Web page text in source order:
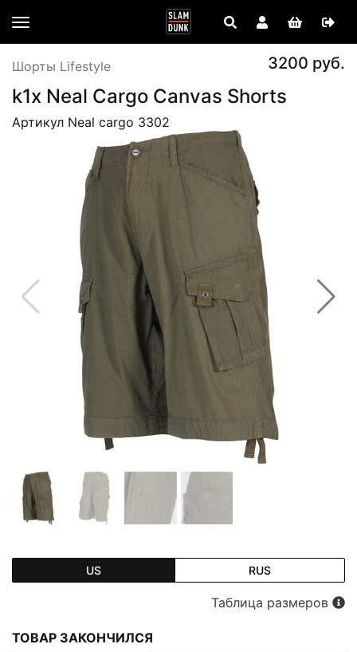
Шорты Lifestyle 3200 руб.
k1x Neal Cargo Canvas Shorts
Артикул Neal cargo 3302
US RUS
Таблица размеров
ТОВАР ЗАКОНЧИЛСЯ